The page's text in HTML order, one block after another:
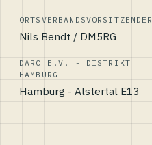
ORTSVERBANDSVORSITZENDER
Nils Bendt / DM5RG
DARC E.V. - DISTRIKT
HAMBURG
Hamburg - Alstertal E13